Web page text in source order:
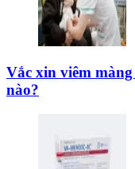
Vắc xin viêm
nào?